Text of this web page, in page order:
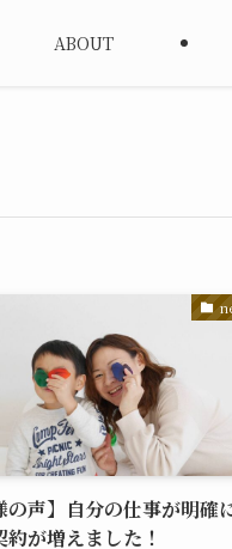
ABOUT
の声】自分の仕事が明確
約が増えました！